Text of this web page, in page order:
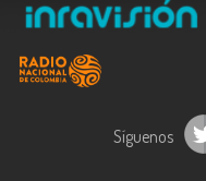
Síguenos